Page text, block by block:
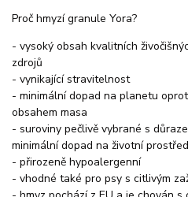
Proč hmyzí granule Yora?
- vysoký obsah kvalitních
zdrojů
- vynikající stravitelnost
- minimální dopad na planetu
obsahem masa
- suroviny pečlivě vybrané s
minimální dopad na životní
- přirozeně hypoalergenní
- vhodné také pro psy s citlivým